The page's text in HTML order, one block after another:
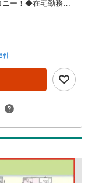
ー！◆在宅勤務に
蘇原第二小学校ま
件のご案内につい
まりましたらご相
年末年始を除く）
もご案内致します。
店舗内にキッズル
談について■□■□物
します。スタッフ
ートさせて頂きま
件